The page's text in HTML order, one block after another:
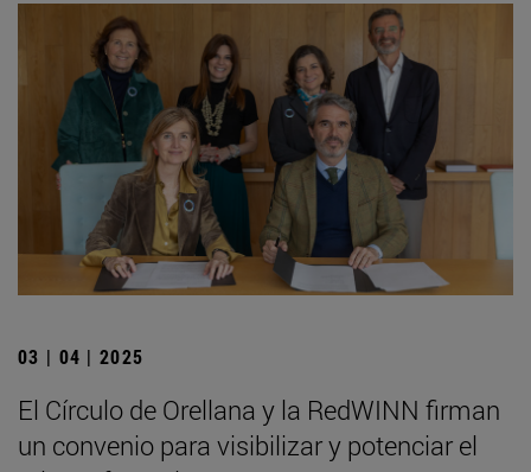
03 | 04 | 2025
El Círculo de Orellana y la RedWINN firman
un convenio para visibilizar y potenciar el